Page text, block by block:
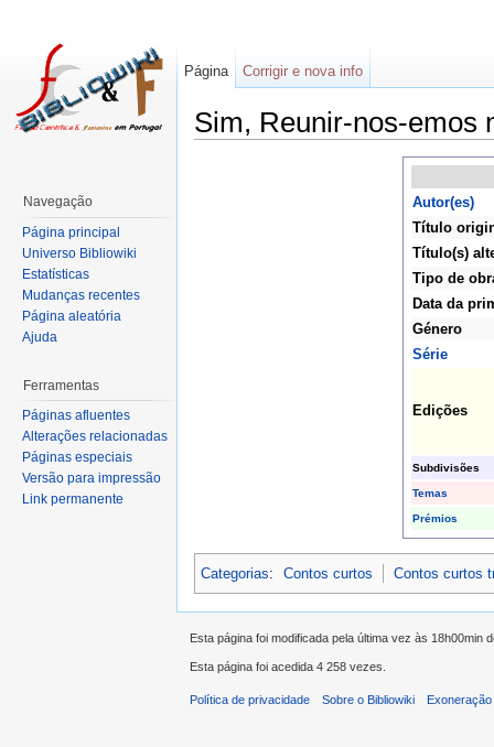
Sim, Reunir-nos-emos
Autor(es)
Título
Título(s)
Tipo de
Data da
Género
Série
Edições
Subdivisões
Temas
Prémios
Categorias: Contos curtos Contos curtos
Página Corrigir e nova info
Navegação
Página principal
Universo Bibliowiki
Estatísticas
Mudanças recentes
Página aleatória
Ajuda
Ferramentas
Páginas afluentes
Alterações relacionadas
Páginas especiais
Versão para impressão
Link permanente
Esta página foi modificada pela última vez às 18h00min
Esta página foi acedida 4 258 vezes.
Política de privacidade Sobre o Bibliowiki